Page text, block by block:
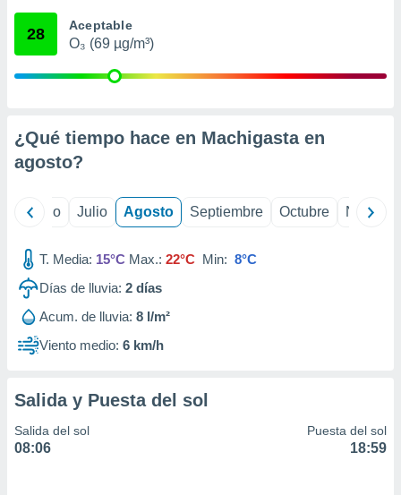
mediante
publicidad
1199
28 Aceptable
O₃ (69 µg/m³)
¿Qué tiempo hace en Machigasta en
agosto?
Junio Julio Agosto Septiembre Octubre
T. Media: 15°C Max.: 22°C Min: 8°C
Días de lluvia: 2 días
Acum. de lluvia: 8 l/m²
Viento medio: 6 km/h
Salida y Puesta del sol
Salida del sol
08:06
Puesta del sol
18:59